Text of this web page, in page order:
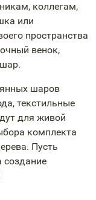
коллегам,
или
пространства
венок,
шаров
текстильные
для живой
комплекта
Пусть
создание